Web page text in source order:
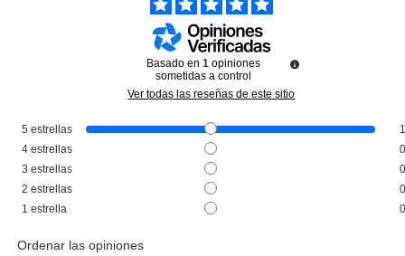
HERMES
HERMES UN JARDIN SUR LE
TOIT EDT 50 ML
Basado en 1 opiniones
sometidas a control
Ver todas las reseñas de este sitio
5 estrellas
4 estrellas
3 estrellas
2 estrellas
1 estrella
Ordenar las opiniones